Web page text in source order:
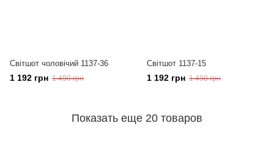
Світшот чоловічий 1137-36
1 192 грн 1 490 грн
Світшот 1137-15
1 192 грн 1 490 грн
Показать еще 20 товаров